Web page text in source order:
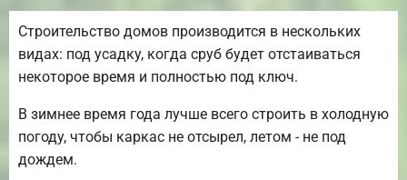
Строительство домов производится в нескольких
видах: под усадку, когда сруб будет отстаиваться
некоторое время и полностью под ключ.
В зимнее время года лучше всего строить в холодную
погоду, чтобы каркас не отсырел, летом - не под
дождем.